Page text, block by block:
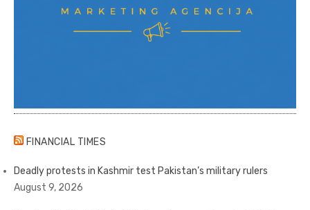
FINANCIAL TIMES
Deadly protests in Kashmir test Pakistan’s military rulers
August 9, 2026